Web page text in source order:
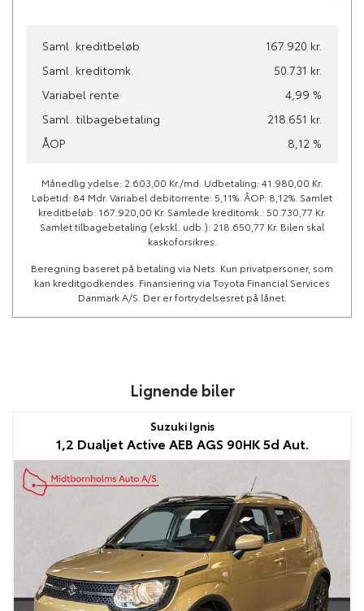
Økonomi
15,7
5.280 kr.
Saml. kreditbeløb
167.920 kr.
Saml. kreditomk.
50.731 kr.
Variabel rente
4,99 %
Saml. tilbagebetaling
218.651 kr.
ÅOP
8,12 %
Månedlig ydelse: 2.603,00 Kr./md. Udbetaling: 41.980,00 Kr.
Løbetid: 84 Mdr. Variabel debitorrente: 5,11%. ÅOP: 8,12%. Samlet
kreditbeløb: 167.920,00 Kr. Samlede kreditomk.: 50.730,77 Kr.
Samlet tilbagebetaling (ekskl. udb.): 218.650,77 Kr. Bilen skal
kaskoforsikres.
Beregning baseret på betaling via Nets. Kun privatpersoner, som
kan kreditgodkendes. Finansiering via Toyota Financial Services
Danmark A/S. Der er fortrydelsesret på lånet.
Lignende biler
Suzuki Ignis
1,2 Dualjet Active AEB AGS 90HK 5d Aut.